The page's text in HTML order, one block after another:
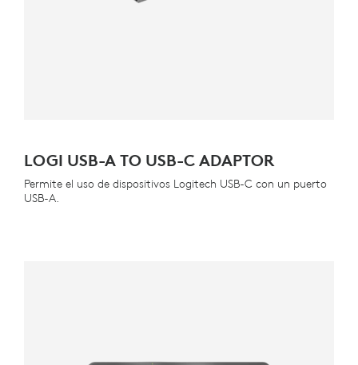
LOGI USB-A TO USB-C ADAPTOR
Permite el uso de dispositivos Logitech USB-C con un puerto
USB-A.